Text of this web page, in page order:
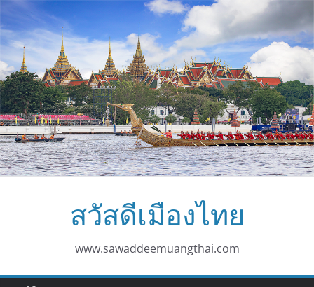
Skip
to
content
สวัสดีเมืองไทย
www.sawaddeemuangthai.com